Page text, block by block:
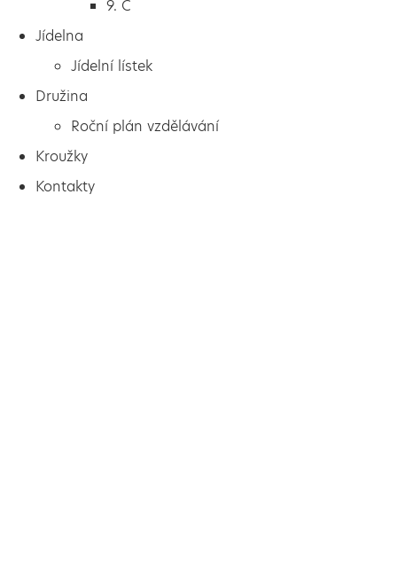
9. C
Jídelna
Jídelní lístek
Družina
Roční plán vzdělávání
Kroužky
Kontakty